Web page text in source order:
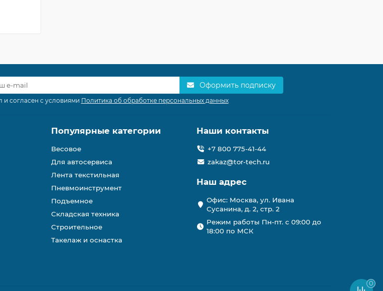
Оформить подписку
и согласен с условиями Политика об обработке персональных данных
Популярные категории
Весовое
Для автосервиса
Лента текстильная
Пневмоинструмент
Подъемное
Складская техника
Строительное
Такелаж и оснастка
Наши контакты
+7 800 775-41-44
zakaz@tor-tech.ru
Наш адрес
Офис: Москва, ул. Ивана
Сусанина, д. 2, стр. 2
Режим работы Пн-пт. с 09:00 до
18:00 по МСК
0